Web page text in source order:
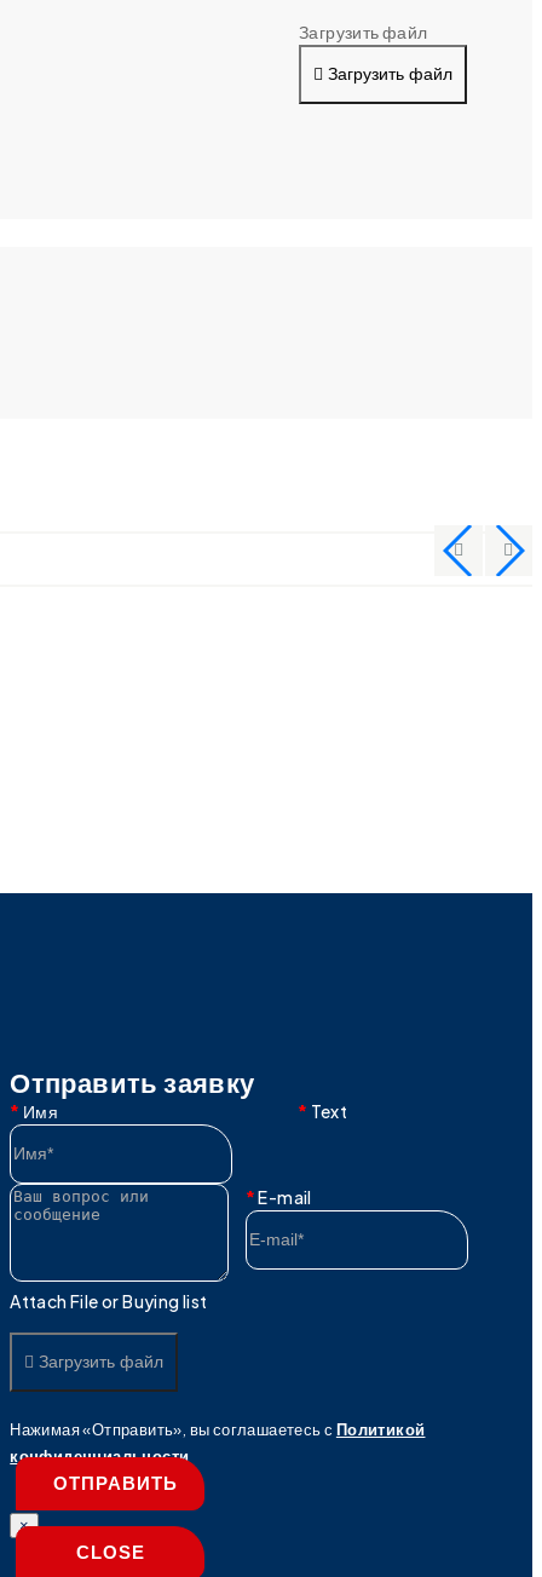
Загрузить файл
Загрузить файл
Отправить заявку
Имя
E-mail
Text
Attach File or Buying list
Загрузить файл
Нажимая «Отправить», вы соглашаетесь с Политикой
конфиденциальности
ОТПРАВИТЬ
×
CLOSE